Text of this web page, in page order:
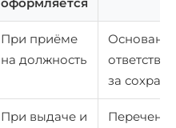
При приёме
на должность
за
При выдаче и
Перечень,